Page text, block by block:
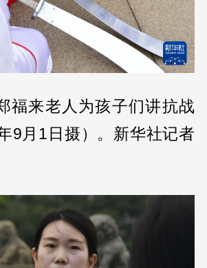
福来老人为孩子们讲抗战
9月1日摄）。新华社记者